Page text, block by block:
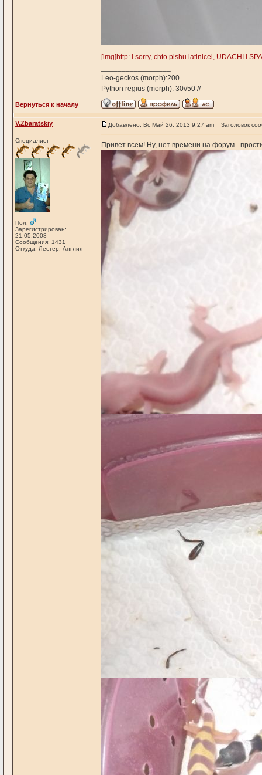
[img]http: i sorry, chto pishu latinicei, UDACHI I
Leo-geckos (morph):200
Python regius (morph): 30//50 //
Вернуться к началу
V.Zbaratskiy
Специалист
Пол:
Зарегистрирован:
21.05.2008
Сообщения: 1431
Откуда: Лестер, Англия
Добавлено: Вс Май 26, 2013 9:27 am Заголовок
Привет всем! Ну, нет времени на форум -